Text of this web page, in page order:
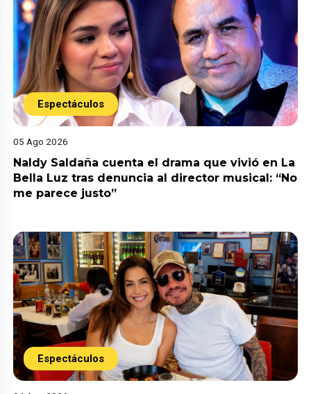
Espectáculos
05 Ago 2026
Naldy Saldaña cuenta el drama que vivió en La
Bella Luz tras denuncia al director musical: “No
me parece justo”
Espectáculos